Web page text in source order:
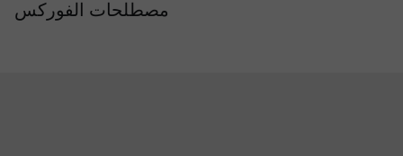
مصطلحات الفوركس